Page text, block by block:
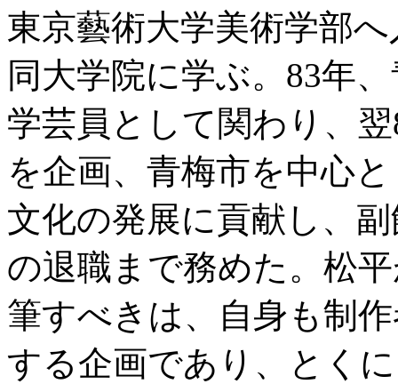
東京藝術大学美術学部
同大学院に学ぶ。83年
学芸員として関わり、
を企画、青梅市を中心
文化の発展に貢献し、
の退職まで務めた。松
筆すべきは、自身も制
する企画であり、とく